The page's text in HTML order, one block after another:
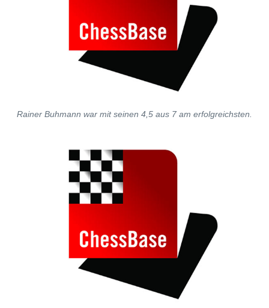
Rainer Buhmann war mit seinen 4,5 aus 7 am erfolgreichsten.